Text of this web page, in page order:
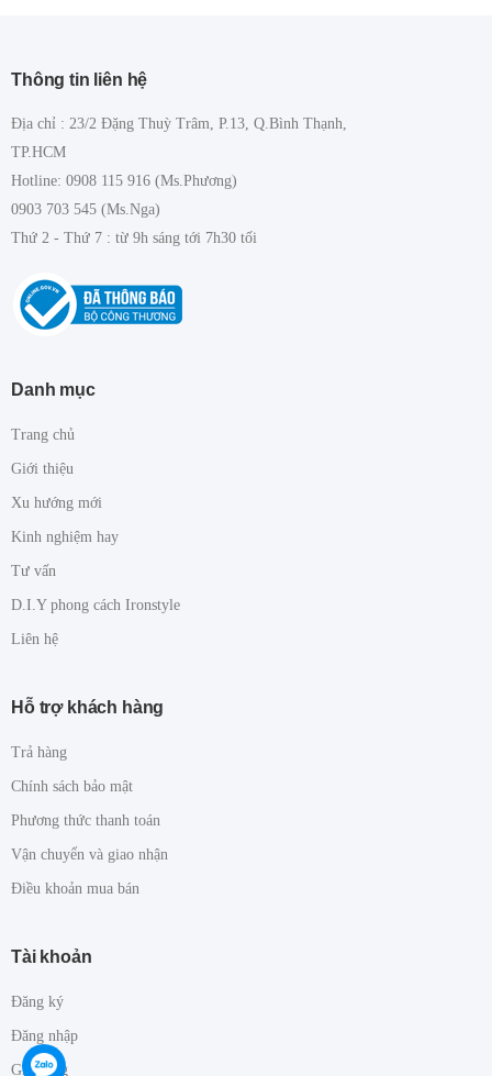
Thông tin liên hệ
Địa chỉ : 23/2 Đặng Thuỳ Trâm, P.13, Q.Bình Thạnh,
TP.HCM
Hotline: 0908 115 916 (Ms.Phương)
0903 703 545 (Ms.Nga)
Thứ 2 - Thứ 7 : từ 9h sáng tới 7h30 tối
Danh mục
Trang chủ
Giới thiệu
Xu hướng mới
Kinh nghiệm hay
Tư vấn
D.I.Y phong cách Ironstyle
Liên hệ
Hỗ trợ khách hàng
Trả hàng
Chính sách bảo mật
Phương thức thanh toán
Vận chuyển và giao nhận
Điều khoản mua bán
Tài khoản
Đăng ký
Đăng nhập
Giỏ hàng